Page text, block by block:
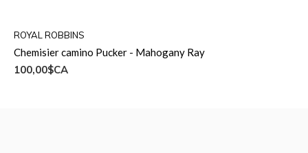
ROYAL ROBBINS
Chemisier camino Pucker - Mahogany Ray
100,00$CA